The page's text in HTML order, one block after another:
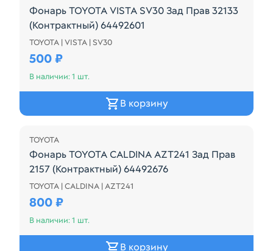
Фонарь TOYOTA VISTA SV30 Зад Прав 32133
(Контрактный) 64492601
32-133 / ТОНИРОВАННОЕ Toyota Vista 3 поколение
TOYOTA | VISTA | SV30
500 ₽
В наличии: 1 шт.
В корзину
TOYOTA
Фонарь TOYOTA CALDINA AZT241 Зад Прав
2157 (Контрактный) 64492676
2157 AZT241, AZT241W, AZT246, AZT246W, ST246,
TOYOTA | CALDINA | AZT241
800 ₽
В наличии: 1 шт.
В корзину